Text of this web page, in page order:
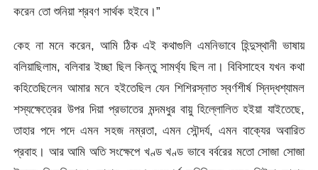
করেন তাে শুনিয়া শ্রবণ সার্থক হইবে।”
কেহ না মনে করেন, আমি ঠিক এই কথাগুলি এমনিভাবে হিন্দুস্থানী ভাষায়
বলিয়াছিলাম, বলিবার ইচ্ছা ছিল কিন্তু সামর্থ্য ছিল না। বিবিসাহেব যখন কথা
কহিতেছিলেন আমার মনে হইতেছিল যেন শিশিরস্নাত স্বর্ণশীর্ষ স্নিদ্ধশ্যামল
শস্যক্ষেত্রের উপর দিয়া প্রভাতের মন্দমধুর বায়ু হিল্লোলিত হইয়া যাইতেছে,
তাহার পদে পদে এমন সহজ নম্রতা, এমন সৌন্দর্য, এমন বাক্যের অবারিত
প্রবাহ। আর আমি অতি সংক্ষেপে খণ্ড খণ্ড ভাবে বর্বরের মতাে সােজা সােজা